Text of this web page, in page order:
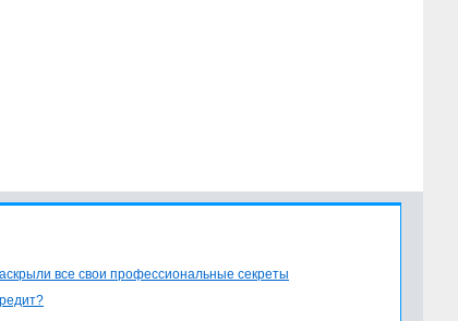
все свои профессиональные секреты